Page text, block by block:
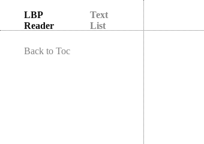
LBP
Reader
Text
List
Back to Toc